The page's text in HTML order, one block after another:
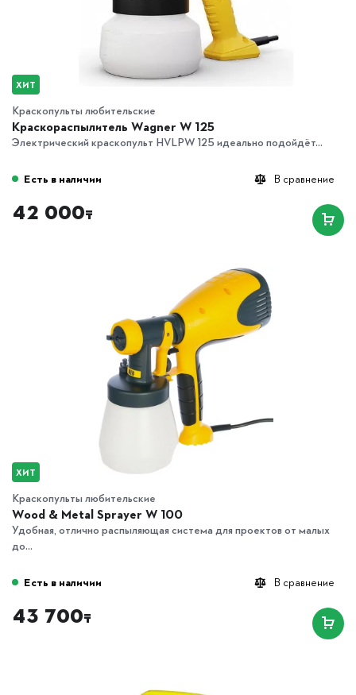
ХИТ
Краскопульты любительские
Краскораспылитель Wagner W 125
Электрический краскопульт HVLPW 125 идеально подойдёт...
В сравнение
Есть в наличии
42 000₸
ХИТ
Краскопульты любительские
Wood & Metal Sprayer W 100
Удобная, отлично распыляющая система для проектов от малых
до...
В сравнение
Есть в наличии
43 700₸